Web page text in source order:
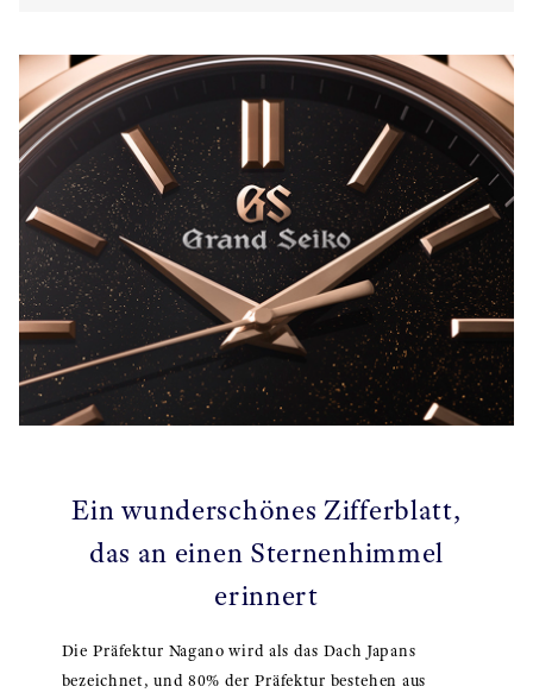
Ein wunderschönes Zifferblatt,
das an einen Sternenhimmel
erinnert
Die Präfektur Nagano wird als das Dach Japans
bezeichnet, und 80% der Präfektur bestehen aus